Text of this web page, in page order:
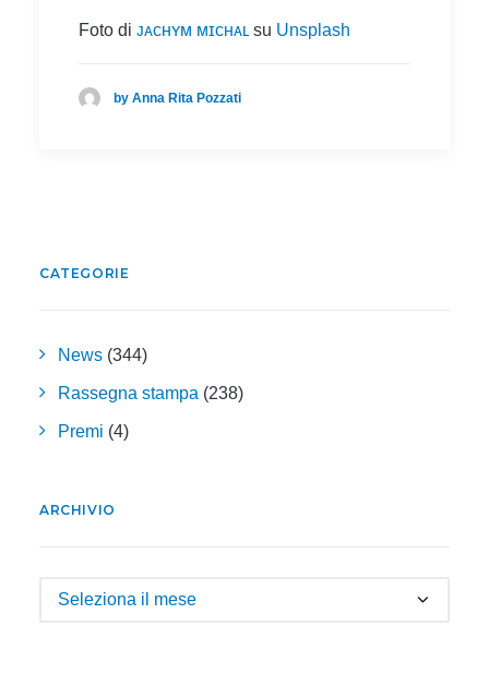
Foto di ᴊᴀᴄʜʏᴍ ᴍɪᴄʜᴀʟ su Unsplash
by Anna Rita Pozzati
CATEGORIE
News (344)
Rassegna stampa (238)
Premi (4)
ARCHIVIO
Archivio